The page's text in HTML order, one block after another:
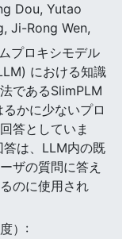
Dou, Yutao
Ji-Rong Wen,
プロキシモデル
における知識
であるSlimPLM
かに少ないプロ
答としていま
は、LLM内の既
ザの質問に答え
のに使用され
）: